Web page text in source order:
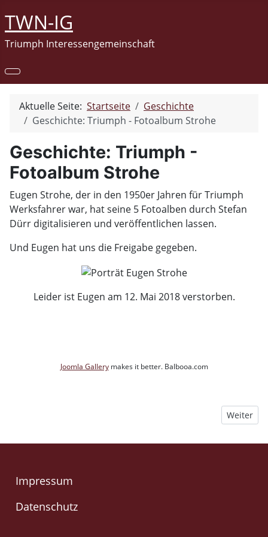
TWN-IG
Triumph Interessengemeinschaft
Aktuelle Seite: Startseite
Geschichte
Geschichte: Triumph - Fotoalbum Strohe
Geschichte: Triumph -
Fotoalbum Strohe
Eugen Strohe, der in den 1950er Jahren für Triumph
Werksfahrer war, hat seine 5 Fotoalben durch Stefan
Dürr digitalisieren und veröffentlichen lassen.
Und Eugen hat uns die Freigabe gegeben.
Leider ist Eugen am 12. Mai 2018 verstorben.
Joomla Gallerymakes it better. Balbooa.com
Nächster
Weiter
Impressum
Datenschutz